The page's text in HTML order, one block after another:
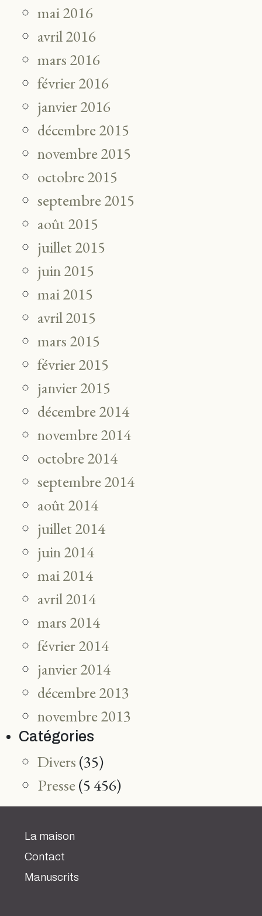
mai 2016
avril 2016
mars 2016
février 2016
janvier 2016
décembre 2015
novembre 2015
octobre 2015
septembre 2015
août 2015
juillet 2015
juin 2015
mai 2015
avril 2015
mars 2015
février 2015
janvier 2015
décembre 2014
novembre 2014
octobre 2014
septembre 2014
août 2014
juillet 2014
juin 2014
mai 2014
avril 2014
mars 2014
février 2014
janvier 2014
décembre 2013
novembre 2013
Catégories
Divers (35)
Presse(5 456)
La maison
Contact
Manuscrits